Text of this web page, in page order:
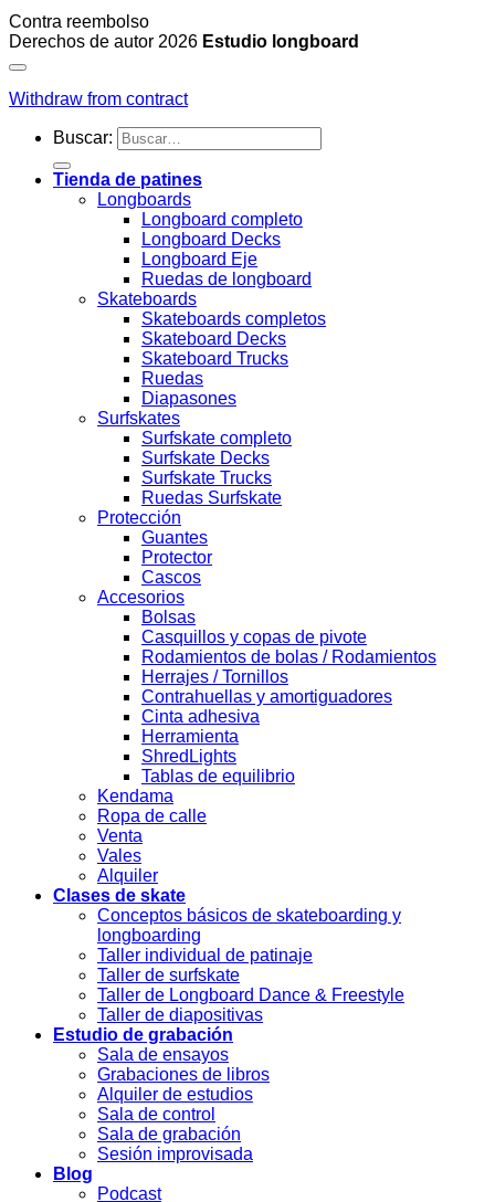
Contra reembolso
Derechos de autor 2026 Estudio longboard
Withdraw from contract
Buscar:
Tienda de patines
Longboards
Longboard completo
Longboard Decks
Longboard Eje
Ruedas de longboard
Skateboards
Skateboards completos
Skateboard Decks
Skateboard Trucks
Ruedas
Diapasones
Surfskates
Surfskate completo
Surfskate Decks
Surfskate Trucks
Ruedas Surfskate
Protección
Guantes
Protector
Cascos
Accesorios
Bolsas
Casquillos y copas de pivote
Rodamientos de bolas / Rodamientos
Herrajes / Tornillos
Contrahuellas y amortiguadores
Cinta adhesiva
Herramienta
ShredLights
Tablas de equilibrio
Kendama
Ropa de calle
Venta
Vales
Alquiler
Clases de skate
Conceptos básicos de skateboarding y
longboarding
Taller individual de patinaje
Taller de surfskate
Taller de Longboard Dance & Freestyle
Taller de diapositivas
Estudio de grabación
Sala de ensayos
Grabaciones de libros
Alquiler de estudios
Sala de control
Sala de grabación
Sesión improvisada
Blog
Podcast